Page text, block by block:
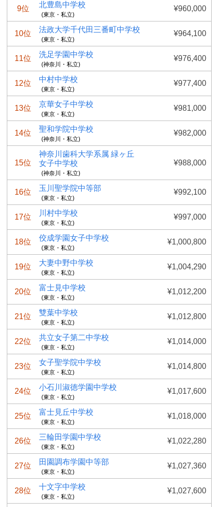
9位 北豊島中学校
(東京・私立)
¥960,000
10位 法政大学千代田三番町中学校
(東京・私立)
¥964,100
11位 洗足学園中学校
(神奈川・私立)
¥976,400
12位 中村中学校
(東京・私立)
¥977,400
13位 京華女子中学校
(東京・私立)
¥981,000
14位 聖和学院中学校
(神奈川・私立)
¥982,000
15位
神奈川歯科大学系属 緑ヶ丘
女子中学校
(神奈川・私立)
¥988,000
16位 玉川聖学院中等部
(東京・私立)
¥992,100
17位 川村中学校
(東京・私立)
¥997,000
18位 佼成学園女子中学校
(東京・私立)
¥1,000,800
19位 大妻中野中学校
(東京・私立)
¥1,004,290
20位 富士見中学校
(東京・私立)
¥1,012,200
21位 雙葉中学校
(東京・私立)
¥1,012,800
22位 共立女子第二中学校
(東京・私立)
¥1,014,000
23位 女子聖学院中学校
(東京・私立)
¥1,014,800
24位 小石川淑徳学園中学校
(東京・私立)
¥1,017,600
25位 富士見丘中学校
(東京・私立)
¥1,018,000
26位 三輪田学園中学校
(東京・私立)
¥1,022,280
27位 田園調布学園中等部
(東京・私立)
¥1,027,360
28位 十文字中学校
(東京・私立)
¥1,027,600